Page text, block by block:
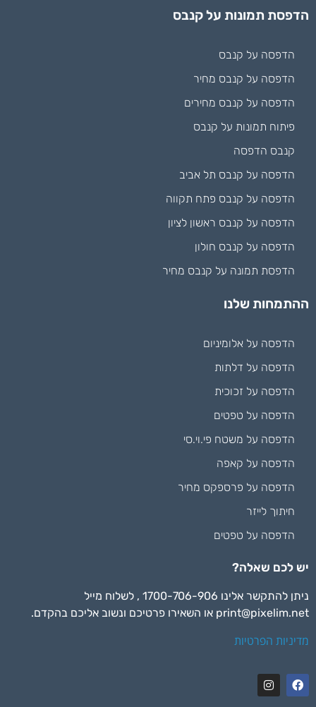
הדפסת תמונות על קנבס
הדפסה על קנבס
הדפסה על קנבס מחיר
הדפסה על קנבס מחירים
פיתוח תמונות על קנבס
קנבס הדפסה
הדפסה על קנבס תל אביב
הדפסה על קנבס פתח תקווה
הדפסה על קנבס ראשון לציון
הדפסה על קנבס חולון
הדפסת תמונה על קנבס מחיר
ההתמחות שלנו
הדפסה על אלומיניום
הדפסה על דלתות
הדפסה על זכוכית
הדפסה על טפטים
הדפסה על משטח פי.וי.סי
הדפסה על קאפה
הדפסה על פרספקס מחיר
חיתוך לייזר
הדפסה על טפטים
יש לכם שאלה?
ניתן להתקשר אלינו 1700-706-906 , לשלוח מייל
print@pixelim.net או השאירו פרטיכם ונשוב אליכם בהקדם.
מדיניות הפרטיות